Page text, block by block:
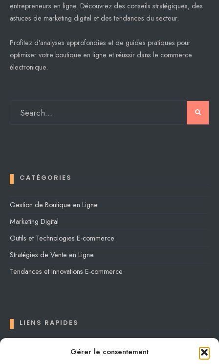
Gérer le consentement
entrepreneurs en ligne. Découvrez des conseils stratégiques, des
astuces de marketing digital et des tendances du secteur.
Profitez d’analyses approfondies et de guides pratiques pour
optimiser votre boutique en ligne et réussir dans le commerce
électronique.
CATÉGORIES
Gestion de Boutique en Ligne
Marketing Digital
Outils et Technologies E-commerce
Stratégies de Vente en Ligne
Tendances et Innovations E-commerce
LIENS RAPIDES